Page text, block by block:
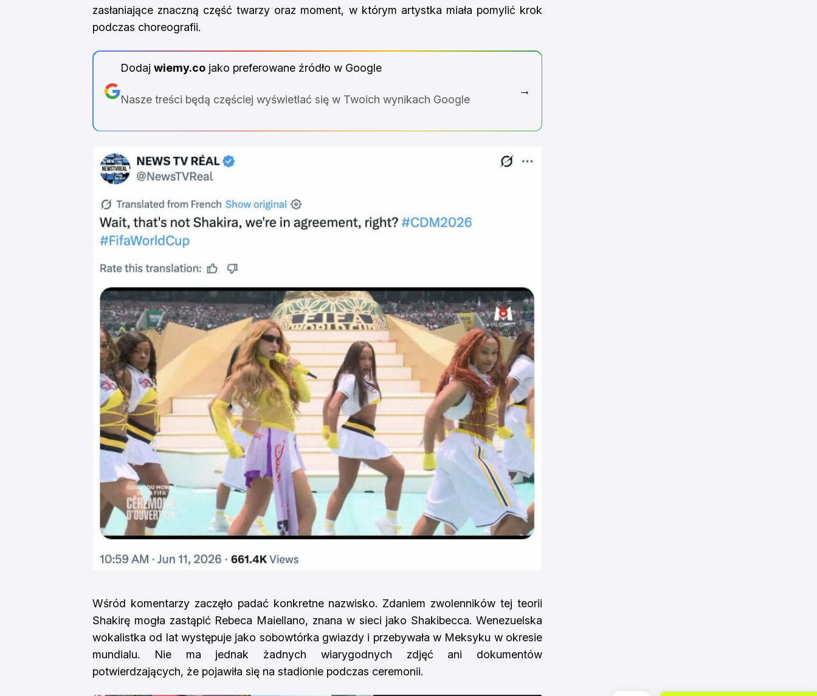
zasłaniające znaczną część twarzy oraz moment, w którym artystka miała pomylić krok
podczas choreografii.
Dodaj wiemy.cojako preferowane źródło w Google
Nasze treści będą częściej wyświetlać się w Twoich wynikach Google
→
Wśród komentarzy zaczęło padać konkretne nazwisko. Zdaniem zwolenników tej teorii
Shakirę mogła zastąpić Rebeca Maiellano, znana w sieci jako Shakibecca. Wenezuelska
wokalistka od lat występuje jako sobowtórka gwiazdy i przebywała w Meksyku w okresie
mundialu. Nie ma jednak żadnych wiarygodnych zdjęć ani dokumentów
potwierdzających, że pojawiła się na stadionie podczas ceremonii.